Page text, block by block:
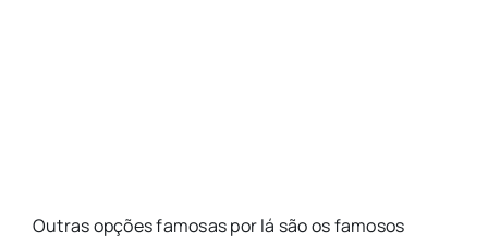
Outras opções famosas por lá são os famosos